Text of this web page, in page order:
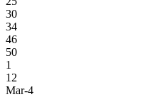
30
34
46
50
1
12
Mar-4